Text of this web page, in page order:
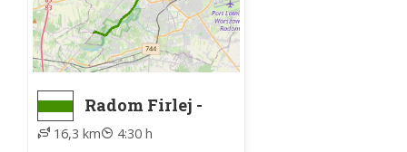
Radom Firlej -
Radom
Pruszaków
16,3 km 4:30 h